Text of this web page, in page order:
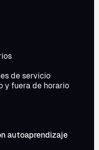
de servicio
y fuera de horario
autoaprendizaje